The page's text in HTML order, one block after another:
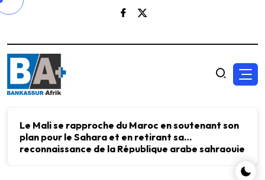
Le Mali se rapproche du Maroc en soutenant son
plan pour le Sahara et en retirant sa
reconnaissance de la République arabe sahraouie